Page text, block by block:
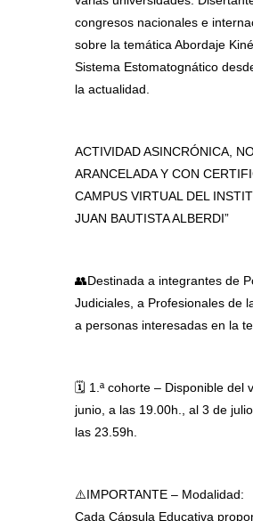
congresos nacionales e
sobre la temática Abordaje
Sistema Estomatognático
la actualidad.
ACTIVIDAD ASINCRÓNICA,
ARANCELADA Y CON
CAMPUS VIRTUAL DEL
JUAN BAUTISTA ALBERDI”
👥Destinada a integrantes de
Judiciales, a Profesionales de
a personas interesadas en la
🗓️ 1.ª cohorte – Disponible del
junio, a las 19.00h., al 3 de
las 23.59h.
⚠️IMPORTANTE – Modalidad:
Cada Cápsula Educativa